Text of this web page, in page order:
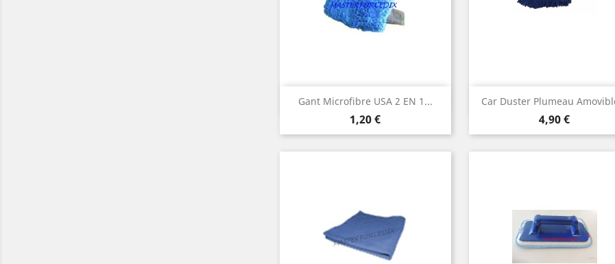
Gant Microfibre USA 2 EN 1...
Prix
1,20 €
Aperçu rapide Car Duster Plumeau
Prix
4,90 €
Aperçu rapide